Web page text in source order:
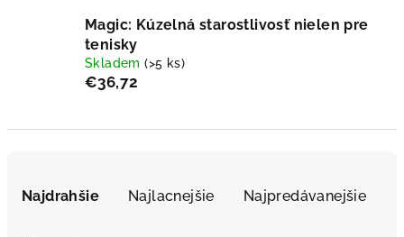
Magic: Kúzelná starostlivosť nielen pre
tenisky
Skladem(>5 ks)
€36,72
Najdrahšie Najlacnejšie Najpredávanejšie